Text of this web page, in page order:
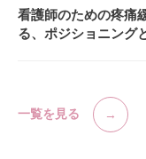
看護師のための疼痛
る、ポジショニング
一覧を見る